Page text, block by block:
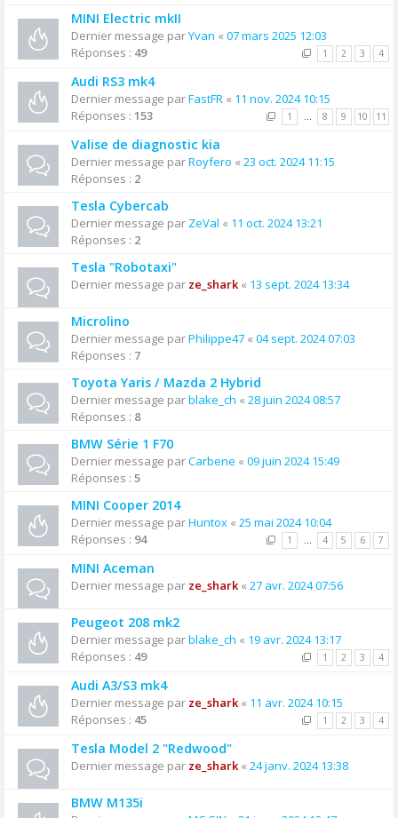
MINI Electric mkII
Dernier message parYvan « 07 mars 2025 12:03
Réponses : 49 1 2 3 4
Audi RS3 mk4
Dernier message parFastFR « 11 nov. 2024 10:15
Réponses : 153 1 … 8 9 10 11
Valise de diagnostic kia
Dernier message parRoyfero « 23 oct. 2024 11:15
Réponses : 2
Tesla Cybercab
Dernier message par ZeVal « 11 oct. 2024 13:21
Réponses : 2
Tesla "Robotaxi"
Dernier message par ze_shark« 13 sept. 2024 13:34
Microlino
Dernier message parPhilippe47 « 04 sept. 2024 07:03
Réponses : 7
Toyota Yaris / Mazda 2 Hybrid
Dernier message parblake_ch « 28 juin 2024 08:57
Réponses : 8
BMW Série 1 F70
Dernier message parCarbene « 09 juin 2024 15:49
Réponses : 5
MINI Cooper 2014
Dernier message parHuntox « 25 mai 2024 10:04
Réponses : 94 1 … 4 5 6 7
MINI Aceman
Dernier message par ze_shark« 27 avr. 2024 07:56
Peugeot 208 mk2
Dernier message parblake_ch « 19 avr. 2024 13:17
Réponses : 49 1 2 3 4
Audi A3/S3 mk4
Dernier message par ze_shark« 11 avr. 2024 10:15
Réponses : 45 1 2 3 4
Tesla Model 2 "Redwood"
Dernier message par ze_shark« 24 janv. 2024 13:38
BMW M135i